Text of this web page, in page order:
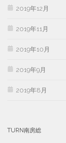
2019年12月
2019年11月
2019年10月
2019年9月
2019年8月
TURN南房総